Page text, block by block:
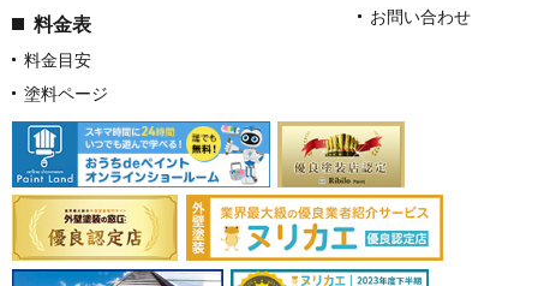
料金表
料金目安
塗料ページ
お問い合わせ